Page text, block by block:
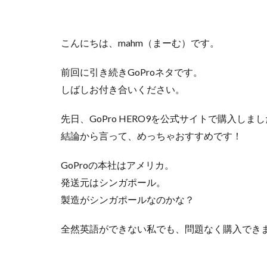
こんにちは、mahm（まーむ）です。
前回に引き続きGoProネタです。
しばしお付き合いください。
先日、GoPro HERO9を公式サイトで購入しまし
結論から言って、めっちゃおすすめです！
GoProの本社はアメリカ。
発送元はシンガポール。
製造がシンガポールなのかな？
全然英語ができない私でも、問題なく購入でき
りょうぜんこども
雪中キャンプ
神対応